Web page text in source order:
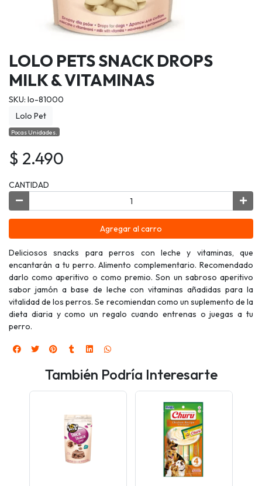
LOLO PETS SNACK DROPS
MILK & VITAMINAS
SKU: lo-81000
Lolo Pet
Pocas Unidades.
$ 2.490
CANTIDAD
Agregar al carro
Deliciosos snacks para perros con leche y vitaminas, que
encantarán a tu perro. Alimento complementario. Recomendado
darlo como aperitivo o como premio. Son un sabroso aperitivo
sabor jamón a base de leche con vitaminas añadidas para la
vitalidad de los perros. Se recomiendan como un suplemento de la
dieta diaria y como un regalo cuando entrenas o juegas a tu
perro.
También Podría Interesarte